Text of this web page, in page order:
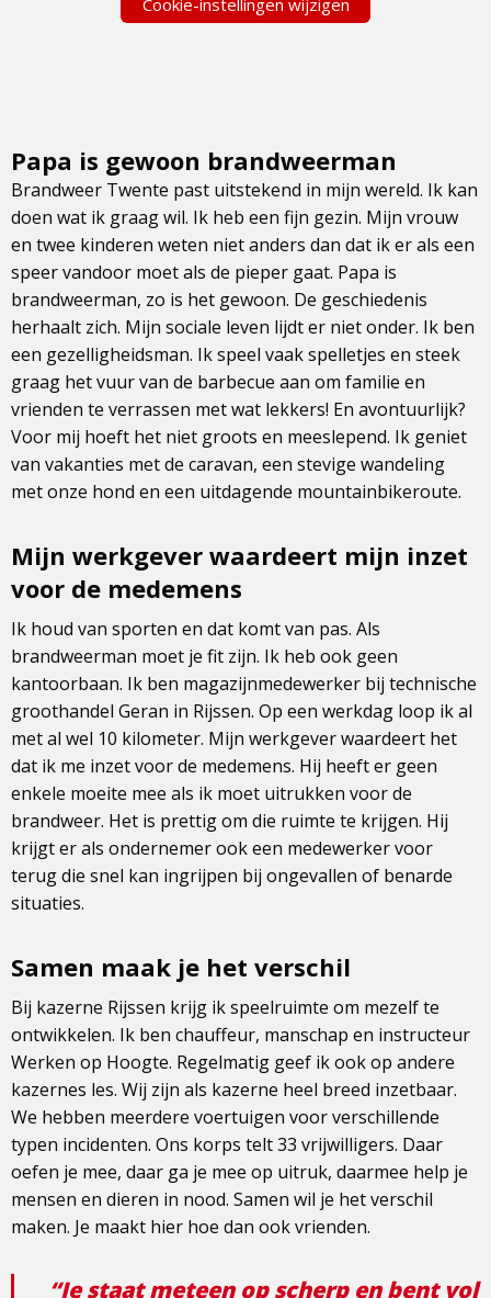
Papa is gewoon brandweerman
Brandweer Twente past uitstekend in mijn wereld. Ik kan
doen wat ik graag wil. Ik heb een fijn gezin. Mijn vrouw
en twee kinderen weten niet anders dan dat ik er als een
speer vandoor moet als de pieper gaat. Papa is
brandweerman, zo is het gewoon. De geschiedenis
herhaalt zich. Mijn sociale leven lijdt er niet onder. Ik ben
een gezelligheidsman. Ik speel vaak spelletjes en steek
graag het vuur van de barbecue aan om familie en
vrienden te verrassen met wat lekkers! En avontuurlijk?
Voor mij hoeft het niet groots en meeslepend. Ik geniet
van vakanties met de caravan, een stevige wandeling
met onze hond en een uitdagende mountainbikeroute.
Mijn werkgever waardeert mijn inzet
voor de medemens
Ik houd van sporten en dat komt van pas. Als
brandweerman moet je fit zijn. Ik heb ook geen
kantoorbaan. Ik ben magazijnmedewerker bij technische
groothandel Geran in Rijssen. Op een werkdag loop ik al
met al wel 10 kilometer. Mijn werkgever waardeert het
dat ik me inzet voor de medemens. Hij heeft er geen
enkele moeite mee als ik moet uitrukken voor de
brandweer. Het is prettig om die ruimte te krijgen. Hij
krijgt er als ondernemer ook een medewerker voor
terug die snel kan ingrijpen bij ongevallen of benarde
situaties.
Samen maak je het verschil
Bij kazerne Rijssen krijg ik speelruimte om mezelf te
ontwikkelen. Ik ben chauffeur, manschap en instructeur
Werken op Hoogte. Regelmatig geef ik ook op andere
kazernes les. Wij zijn als kazerne heel breed inzetbaar.
We hebben meerdere voertuigen voor verschillende
typen incidenten. Ons korps telt 33 vrijwilligers. Daar
oefen je mee, daar ga je mee op uitruk, daarmee help je
mensen en dieren in nood. Samen wil je het verschil
maken. Je maakt hier hoe dan ook vrienden.
“Je staat meteen op scherp en bent vol